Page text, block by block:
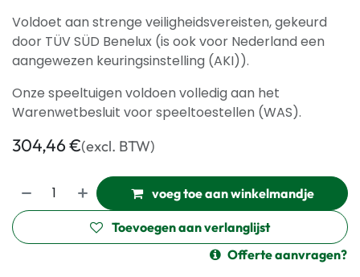
Voldoet aan strenge veiligheidsvereisten, gekeurd
door TÜV SÜD Benelux (is ook voor Nederland een
aangewezen keuringsinstelling (AKI)).
Onze speeltuigen voldoen volledig aan het
Warenwetbesluit voor speeltoestellen (WAS).
304,46€(excl. BTW)
voeg toe aan winkelmandje
Toevoegen aan verlanglijst
Offerte aanvragen?